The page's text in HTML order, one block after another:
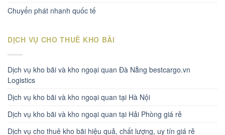
Chuyển phát nhanh quốc tế
DỊCH VỤ CHO THUÊ KHO BÃI
Dịch vụ kho bãi và kho ngoại quan Đà Nẵng bestcargo.vn
Logistics
Dịch vụ kho bãi và kho ngoại quan tại Hà Nội
Dịch vụ kho bãi và kho ngoại quan tại Hải Phòng giá rẻ
Dịch vụ cho thuê kho bãi hiệu quả, chất lượng, uy tín giá rẻ